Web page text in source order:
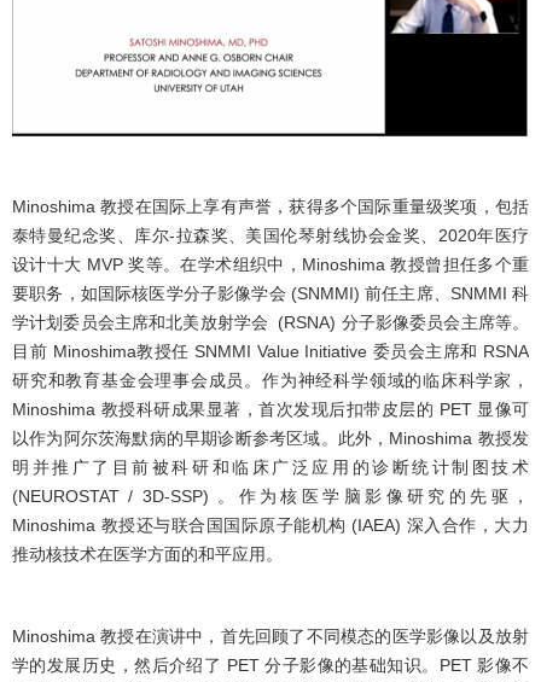
Minoshima 教授在国际上享有声誉，获得多个国际重量级奖项，包括
泰特曼纪念奖、库尔-拉森奖、美国伦琴射线协会金奖、2020年医疗
设计十大 MVP 奖等。在学术组织中，Minoshima 教授曾担任多个重
要职务，如国际核医学分子影像学会 (SNMMI) 前任主席、SNMMI 科
学计划委员会主席和北美放射学会 (RSNA) 分子影像委员会主席等。
目前 Minoshima教授任 SNMMI Value Initiative 委员会主席和 RSNA
研究和教育基金会理事会成员。作为神经科学领域的临床科学家，
Minoshima 教授科研成果显著，首次发现后扣带皮层的 PET 显像可
以作为阿尔茨海默病的早期诊断参考区域。此外，Minoshima 教授发
明并推广了目前被科研和临床广泛应用的诊断统计制图技术
(NEUROSTAT / 3D-SSP) 。作为核医学脑影像研究的先驱，
Minoshima 教授还与联合国国际原子能机构 (IAEA) 深入合作，大力
推动核技术在医学方面的和平应用。
Minoshima 教授在演讲中，首先回顾了不同模态的医学影像以及放射
学的发展历史，然后介绍了 PET 分子影像的基础知识。PET 影像不